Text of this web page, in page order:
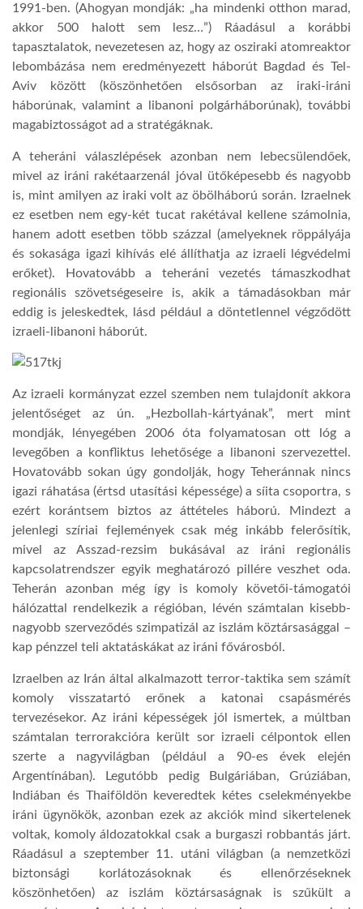
1991-ben. (Ahogyan mondják: „ha mindenki otthon marad,
akkor 500 halott sem lesz…”) Ráadásul a korábbi
tapasztalatok, nevezetesen az, hogy az osziraki atomreaktor
lebombázása nem eredményezett háborút Bagdad és Tel-
Aviv között (köszönhetően elsősorban az iraki-iráni
háborúnak, valamint a libanoni polgárháborúnak), további
magabiztosságot ad a stratégáknak.
A teheráni válaszlépések azonban nem lebecsülendőek,
mivel az iráni rakétaarzenál jóval ütőképesebb és nagyobb
is, mint amilyen az iraki volt az öbölháború során. Izraelnek
ez esetben nem egy-két tucat rakétával kellene számolnia,
hanem adott esetben több százzal (amelyeknek röppályája
és sokasága igazi kihívás elé állíthatja az izraeli légvédelmi
erőket). Hovatovább a teheráni vezetés támaszkodhat
regionális szövetségeseire is, akik a támadásokban már
eddig is jeleskedtek, lásd például a döntetlennel végződött
izraeli-libanoni háborút.
Az izraeli kormányzat ezzel szemben nem tulajdonít akkora
jelentőséget az ún. „Hezbollah-kártyának”, mert mint
mondják, lényegében 2006 óta folyamatosan ott lóg a
levegőben a konfliktus lehetősége a libanoni szervezettel.
Hovatovább sokan úgy gondolják, hogy Teheránnak nincs
igazi ráhatása (értsd utasítási képessége) a síita csoportra, s
ezért korántsem biztos az áttételes háború. Mindezt a
jelenlegi szíriai fejlemények csak még inkább felerősítik,
mivel az Asszad-rezsim bukásával az iráni regionális
kapcsolatrendszer egyik meghatározó pillére veszhet oda.
Teherán azonban még így is komoly követői-támogatói
hálózattal rendelkezik a régióban, lévén számtalan kisebb-
nagyobb szerveződés szimpatizál az iszlám köztársasággal –
kap pénzzel teli aktatáskákat az iráni fővárosból.
Izraelben az Irán által alkalmazott terror-taktika sem számít
komoly visszatartó erőnek a katonai csapásmérés
tervezésekor. Az iráni képességek jól ismertek, a múltban
számtalan terrorakcióra került sor izraeli célpontok ellen
szerte a nagyvilágban (például a 90-es évek elején
Argentínában). Legutóbb pedig Bulgáriában, Grúziában,
Indiában és Thaiföldön keveredtek kétes cselekményekbe
iráni ügynökök, azonban ezek az akciók mind sikertelenek
voltak, komoly áldozatokkal csak a burgaszi robbantás járt.
Ráadásul a szeptember 11. utáni világban (a nemzetközi
biztonsági korlátozásoknak és ellenőrzéseknek
köszönhetően) az iszlám köztársaságnak is szűkült a